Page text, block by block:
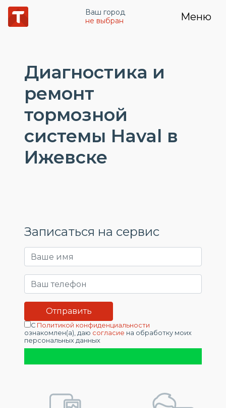
Ваш город
не выбран
Меню
Диагностика и
ремонт
тормозной
системы Haval в
Ижевске
Записаться на сервис
С Политикой конфиденциальности
ознакомлен(а), даю согласие на обработку моих
персональных данных